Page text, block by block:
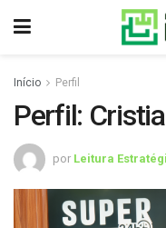
Início Perfil
Perfil:
por Leitura